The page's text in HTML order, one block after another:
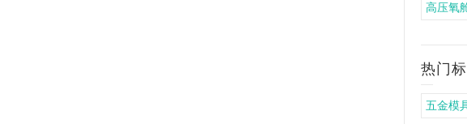
高压氧
热门
五金模